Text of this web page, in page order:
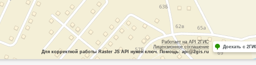
Работает на API 2ГИС
Лицензионное соглашение
Для корректной работы Raster JS API нужен ключ. Помощь: api@2gis.ru
Доехать с